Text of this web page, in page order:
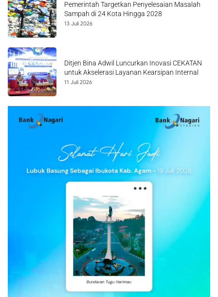
Pemerintah Targetkan Penyelesaian Masalah
Sampah di 24 Kota Hingga 2028
13 Juli 2026
Ditjen Bina Adwil Luncurkan Inovasi CEKATAN
untuk Akselerasi Layanan Kearsipan Internal
11 Juli 2026